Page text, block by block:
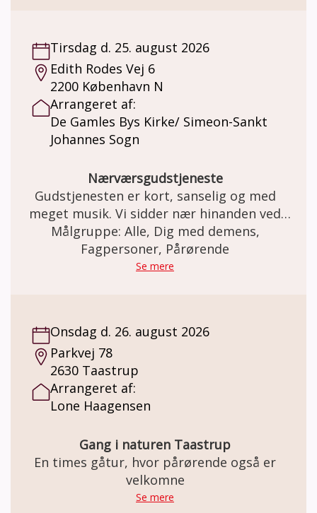
Tirsdag d. 25. august 2026
Edith Rodes Vej 6
2200 København N
Arrangeret af:
De Gamles Bys Kirke/ Simeon-Sankt
Johannes Sogn
Nærværsgudstjeneste
Gudstjenesten er kort, sanselig og med
meget musik. Vi sidder nær hinanden ved
flyglet, hvor der er korsang at lytte til, og
fællessang at synge med på. Gudstjenesten
er demensvenlig og sigter mod at give
Målgruppe: Alle, Dig med demens,
Fagpersoner, Pårørende
Se mere
Onsdag d. 26. august 2026
Parkvej 78
2630 Taastrup
Arrangeret af:
Lone Haagensen
Gang i naturen Taastrup
En times gåtur, hvor pårørende også er
velkomne
Se mere